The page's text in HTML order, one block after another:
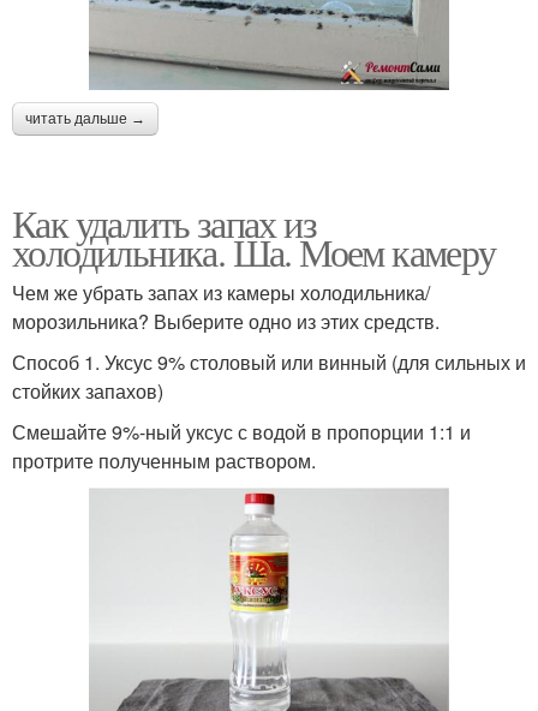
читать дальше →
Как удалить запах из
холодильника. Ша. Моем камеру
Чем же убрать запах из камеры холодильника/
морозильника? Выберите одно из этих средств.
Способ 1. Уксус 9% столовый или винный (для сильных и
стойких запахов)
Смешайте 9%-ный уксус с водой в пропорции 1:1 и
протрите полученным раствором.